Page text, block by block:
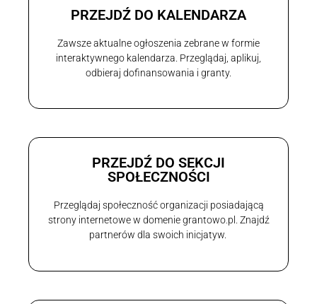
PRZEJDŹ DO KALENDARZA
Zawsze aktualne ogłoszenia zebrane w formie
interaktywnego kalendarza. Przeglądaj, aplikuj,
odbieraj dofinansowania i granty.
PRZEJDŹ DO SEKCJI
SPOŁECZNOŚCI
Przeglądaj społeczność organizacji posiadającą
strony internetowe w domenie grantowo.pl. Znajdź
partnerów dla swoich inicjatyw.